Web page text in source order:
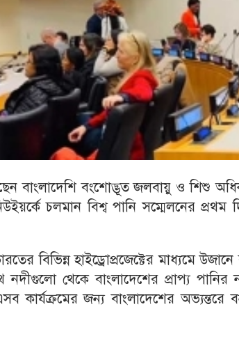
বাংলাদেশি বংশোদ্ভূত জলবায়ু ও শিশু
চলমান বিশ্ব পানি সম্মেলনের প্রথম
বিভিন্ন হাইড্রোপ্রজেক্টের মাধ্যমে উজানে
থেকে বাংলাদেশের প্রাপ্য পানির
কার্যক্রমের জন্য বাংলাদেশের অভ্যন্তরে